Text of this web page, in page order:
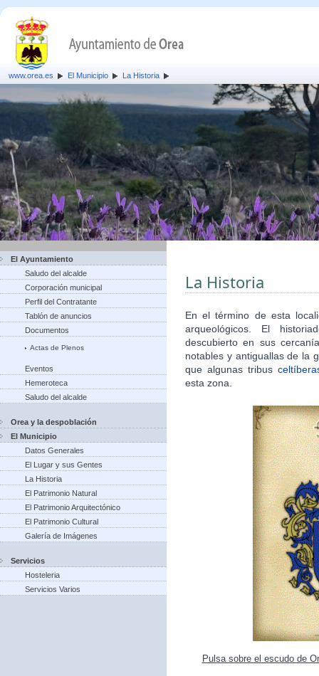
www.orea.es El Municipio La Historia
El Ayuntamiento
Saludo del alcalde
Corporación municipal
Perfil del Contratante
Tablón de anuncios
Documentos
Actas de Plenos
Eventos
Hemeroteca
Saludo del alcalde
Orea y la despoblación
El Municipio
Datos Generales
El Lugar y sus Gentes
La Historia
El Patrimonio Natural
El Patrimonio Arquitectónico
El Patrimonio Cultural
Galería de Imágenes
Servicios
Hosteleria
Servicios Varios
La Historia
En el término de esta
arqueológicos. El
descubierto en sus
notables y antiguallas de la
que algunas tribus
esta zona.​
Pulsa sobre el escudo de